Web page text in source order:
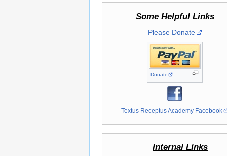
Some Helpful Links
Please Donate
Donate
Textus Receptus Academy Facebook
Internal Links